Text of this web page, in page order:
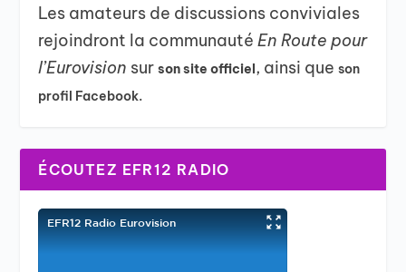
Les amateurs de discussions conviviales
rejoindront la communautéEn Route pour
l’Eurovision surson site officiel , ainsi queson
profil Facebook.
ÉCOUTEZ EFR12 RADIO